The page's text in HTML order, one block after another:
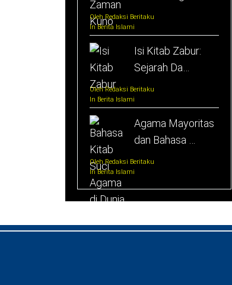
Oleh Redaksi Beritaku
In Berita Islami
Isi Kitab Zabur:
Sejarah Da…
Oleh Redaksi Beritaku
In Berita Islami
Agama Mayoritas
dan Bahasa …
Oleh Redaksi Beritaku
In Berita Islami